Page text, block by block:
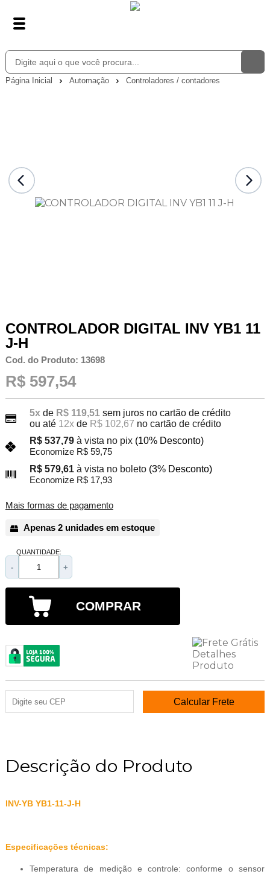
Página Inicial Automação Controladores / contadores
CONTROLADOR DIGITAL INV YB1 11
J-H
Cod. do Produto: 13698
R$ 597,54
5xde R$ 119,51 sem juros no cartão de crédito
ou até 12xde R$ 102,67 no cartão de crédito
R$ 537,79 à vista no pix (10% Desconto)
Economize R$ 59,75
R$ 579,61 à vista no boleto (3% Desconto)
Economize R$ 17,93
Mais formas de pagamento
Apenas 2 unidades em estoque
QUANTIDADE:
- +
COMPRAR
Descrição do Produto
INV-YB YB1-11-J-H
Especificações técnicas:
Temperatura de medição e controle: conforme o sensor